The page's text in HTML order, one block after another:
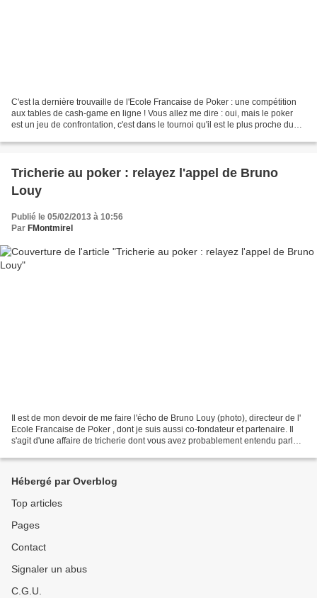
C'est la dernière trouvaille de l'Ecole Francaise de Poker : une compétition
aux tables de cash-game en ligne ! Vous allez me dire : oui, mais le poker
est un jeu de confrontation, c'est dans le tournoi qu'il est le plus proche du
Tricherie au poker : relayez l'appel de Bruno
Louy
Publié le 05/02/2013 à 10:56
Par FMontmirel
Il est de mon devoir de me faire l'écho de Bruno Louy (photo), directeur de l'
Ecole Francaise de Poker , dont je suis aussi co-fondateur et partenaire. Il
s'agit d'une affaire de tricherie dont vous avez probablement entendu parler
Hébergé par Overblog
Top articles
Pages
Contact
Signaler un abus
C.G.U.